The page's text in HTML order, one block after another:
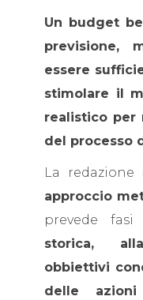
Un budget
previsione,
essere
stimolare il
realistico per
del processo
La
approccio
prevede
storica,
obbiettivi
delle